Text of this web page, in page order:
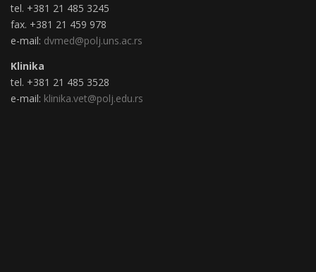
tel. +381 21 485 3245
fax. +381 21 459 978
e-mail: dvmed@polj.uns.ac.rs
Klinika
tel. +381 21 485 3528
e-mail: klinika.vet@polj.edu.rs